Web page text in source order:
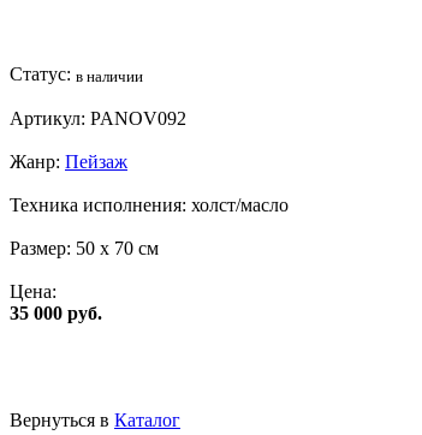
Статус: в наличии
Артикул: PANOV092
Жанр: Пейзаж
Техника исполнения: холст/масло
Размер: 50 x 70 см
Цена:
35 000 руб.
Вернуться в Каталог